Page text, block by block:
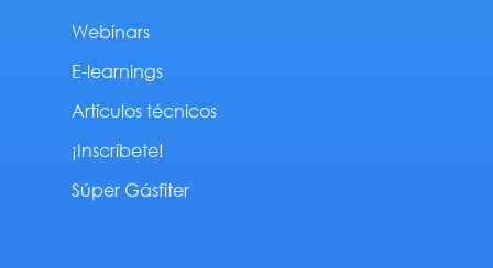
Webinars
E-learnings
Artículos técnicos
¡Inscríbete!
Súper Gásfiter